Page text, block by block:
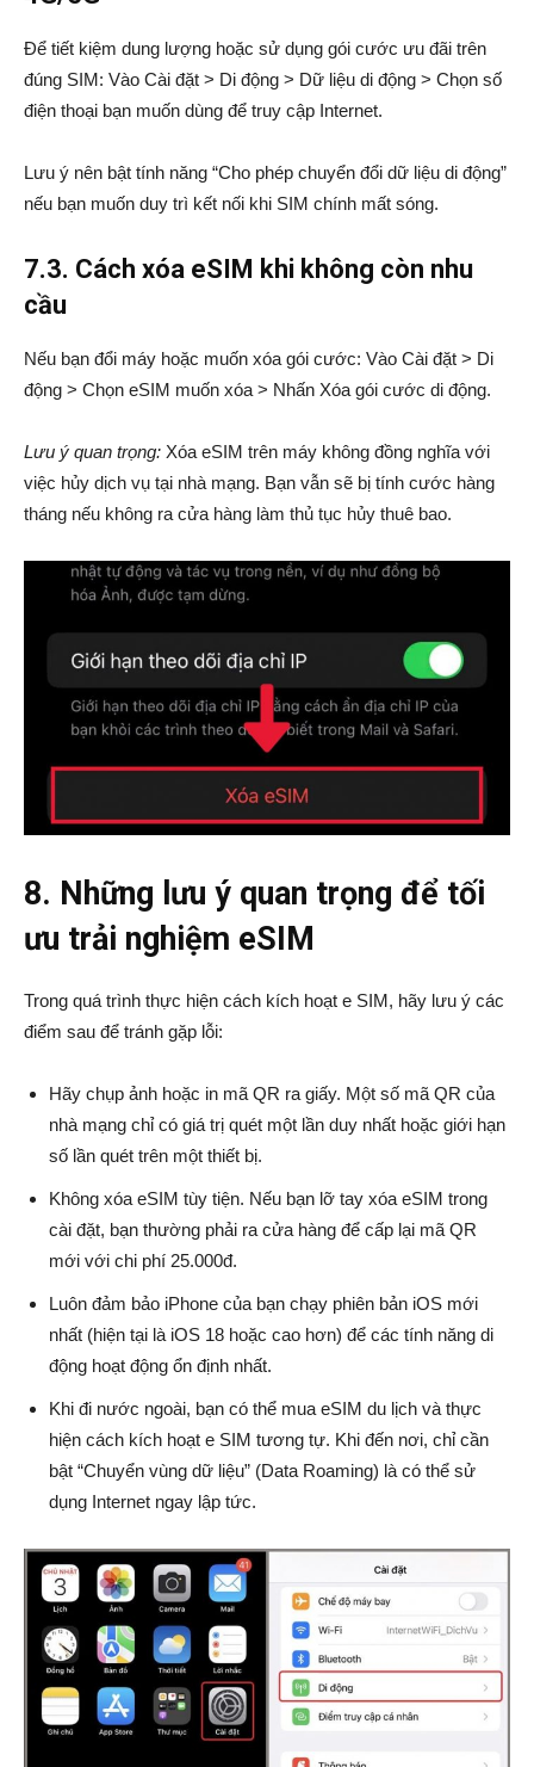
Để tiết kiệm dung lượng hoặc sử dụng gói cước ưu đãi trên
đúng SIM: Vào Cài đặt > Di động > Dữ liệu di động > Chọn số
điện thoại bạn muốn dùng để truy cập Internet.
Lưu ý nên bật tính năng “Cho phép chuyển đổi dữ liệu di động”
nếu bạn muốn duy trì kết nối khi SIM chính mất sóng.
7.3. Cách xóa eSIM khi không còn nhu
cầu
Nếu bạn đổi máy hoặc muốn xóa gói cước: Vào Cài đặt > Di
động > Chọn eSIM muốn xóa > Nhấn Xóa gói cước di động.
Lưu ý quan trọng: Xóa eSIM trên máy không đồng nghĩa với
việc hủy dịch vụ tại nhà mạng. Bạn vẫn sẽ bị tính cước hàng
tháng nếu không ra cửa hàng làm thủ tục hủy thuê bao.
8. Những lưu ý quan trọng để tối
ưu trải nghiệm eSIM
Trong quá trình thực hiện cách kích hoạt e SIM, hãy lưu ý các
điểm sau để tránh gặp lỗi:
Hãy chụp ảnh hoặc in mã QR ra giấy. Một số mã QR của
nhà mạng chỉ có giá trị quét một lần duy nhất hoặc giới hạn
số lần quét trên một thiết bị.
Không xóa eSIM tùy tiện. Nếu bạn lỡ tay xóa eSIM trong
cài đặt, bạn thường phải ra cửa hàng để cấp lại mã QR
mới với chi phí 25.000đ.
Luôn đảm bảo iPhone của bạn chạy phiên bản iOS mới
nhất (hiện tại là iOS 18 hoặc cao hơn) để các tính năng di
động hoạt động ổn định nhất.
Khi đi nước ngoài, bạn có thể mua eSIM du lịch và thực
hiện cách kích hoạt e SIM tương tự. Khi đến nơi, chỉ cần
bật “Chuyển vùng dữ liệu” (Data Roaming) là có thể sử
dụng Internet ngay lập tức.